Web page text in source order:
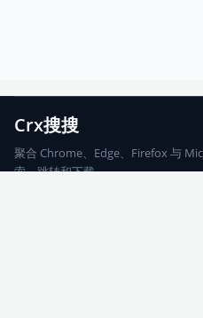
Crx搜搜
聚合 Chrome、Edge、Firefox 与
索、跳转和下载。